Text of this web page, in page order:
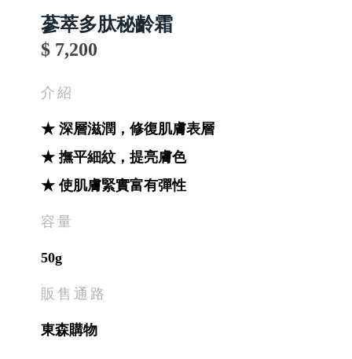
蔘萃多肽秘齡霜
$ 7,200
介紹
★ 深層滋潤，修復肌膚表層
★ 撫平細紋，提亮膚色
★ 使肌膚緊實富有彈性
容量
50g
販售通路
東森購物